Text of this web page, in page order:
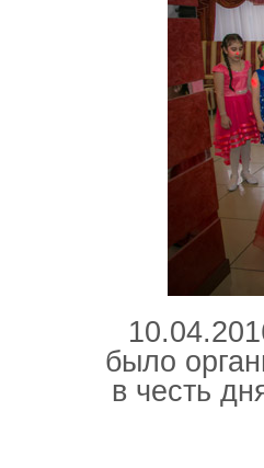
было
в честь